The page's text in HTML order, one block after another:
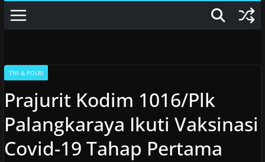
TNI & POLRI
Prajurit Kodim 1016/Plk
Palangkaraya Ikuti Vaksinasi
Covid-19 Tahap Pertama